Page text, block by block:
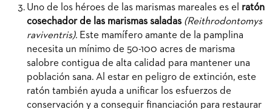
Uno de los héroes de las marismas mareales es el ratón
cosechador de las marismas saladas (Reithrodontomys
raviventris). Este mamífero amante de la pamplina
necesita un mínimo de 50-100 acres de marisma
salobre contigua de alta calidad para mantener una
población sana. Al estar en peligro de extinción, este
ratón también ayuda a unificar los esfuerzos de
conservación y a conseguir financiación para restaurar